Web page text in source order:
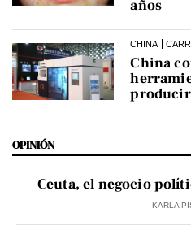
años
CHINA
China
OPINIÓN
Ceuta, el negocio
KARLA